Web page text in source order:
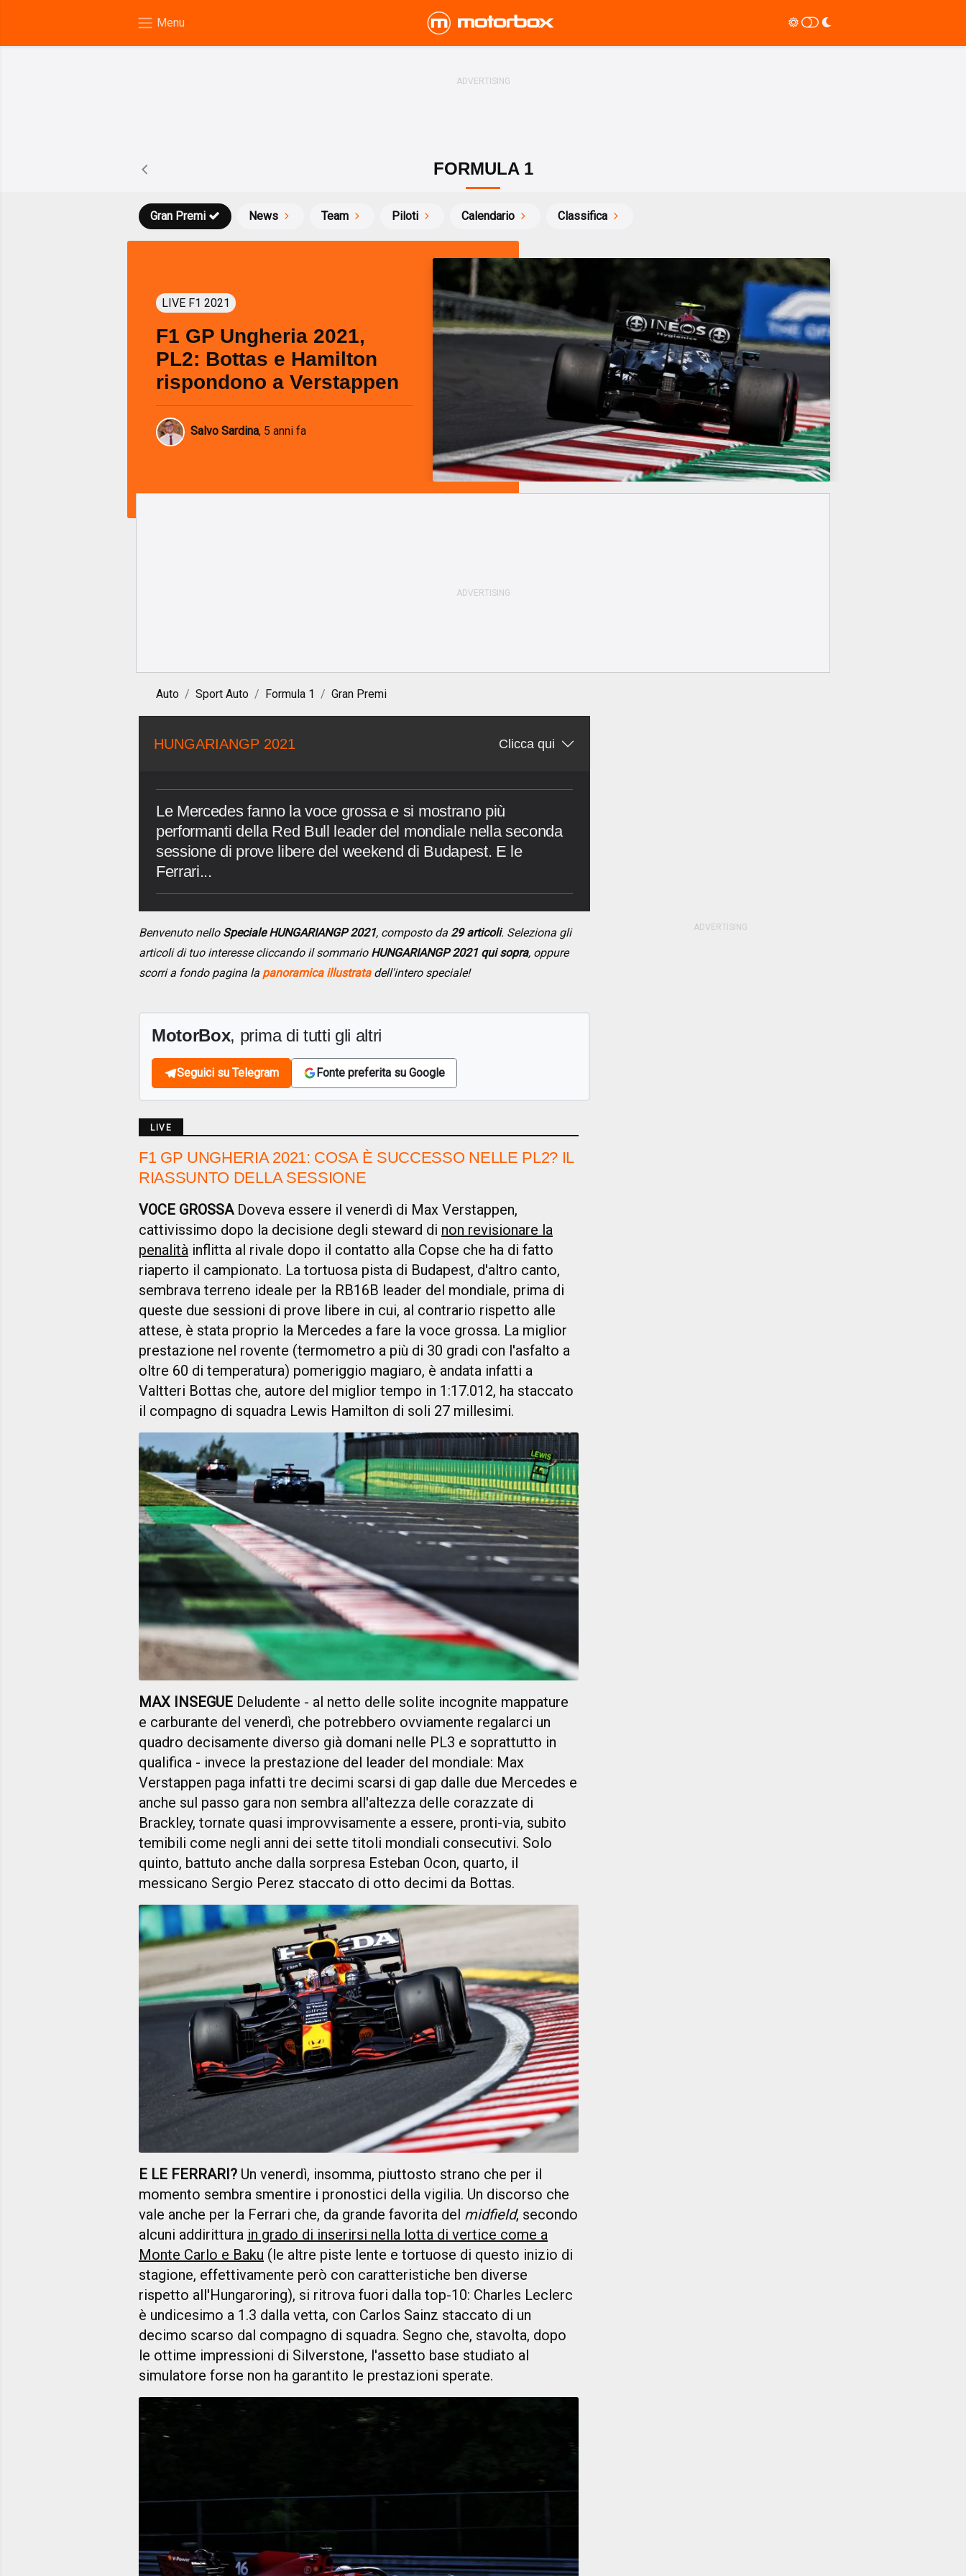
FORMULA 1
News
Gran Premi Team Piloti Calendario Classifica
LIVE F1 2021
F1 GP Ungheria 2021,
PL2: Bottas e Hamilton
rispondono a Verstappen
Salvo Sardina, 5 anni fa
Auto Sport Auto Formula 1 Gran Premi
HUNGARIANGP 2021 Clicca qui
Le Mercedes fanno la voce grossa e si mostrano più
performanti della Red Bull leader del mondiale nella seconda
sessione di prove libere del weekend di Budapest. E le
Ferrari...
Benvenuto nello Speciale HUNGARIANGP 2021, composto da 29 articoli. Seleziona gli
articoli di tuo interesse cliccando il sommario HUNGARIANGP 2021 qui sopra, oppure
scorri a fondo pagina la panoramica illustratadell'intero speciale!
MotorBox, prima di tutti gli altri
Seguici su Telegram Fonte preferita su Google
LIVE
F1 GP UNGHERIA 2021: COSA È SUCCESSO NELLE PL2? IL
RIASSUNTO DELLA SESSIONE
VOCE GROSSADoveva essere il venerdì di Max Verstappen,
cattivissimo dopo la decisione degli steward di non revisionare la
penalità inflitta al rivale dopo il contatto alla Copse che ha di fatto
riaperto il campionato. La tortuosa pista di Budapest, d'altro canto,
sembrava terreno ideale per la RB16B leader del mondiale, prima di
queste due sessioni di prove libere in cui, al contrario rispetto alle
attese, è stata proprio la Mercedes a fare la voce grossa. La miglior
prestazione nel rovente (termometro a più di 30 gradi con l'asfalto a
oltre 60 di temperatura) pomeriggio magiaro, è andata infatti a
Valtteri Bottas che, autore del miglior tempo in 1:17.012, ha staccato
il compagno di squadra Lewis Hamilton di soli 27 millesimi.
MAX INSEGUE Deludente - al netto delle solite incognite mappature
e carburante del venerdì, che potrebbero ovviamente regalarci un
quadro decisamente diverso già domani nelle PL3 e soprattutto in
qualifica - invece la prestazione del leader del mondiale: Max
Verstappen paga infatti tre decimi scarsi di gap dalle due Mercedes e
anche sul passo gara non sembra all'altezza delle corazzate di
Brackley, tornate quasi improvvisamente a essere, pronti-via, subito
temibili come negli anni dei sette titoli mondiali consecutivi. Solo
quinto, battuto anche dalla sorpresa Esteban Ocon, quarto, il
messicano Sergio Perez staccato di otto decimi da Bottas.
E LE FERRARI? Un venerdì, insomma, piuttosto strano che per il
momento sembra smentire i pronostici della vigilia. Un discorso che
vale anche per la Ferrari che, da grande favorita del midfield, secondo
alcuni addirittura in grado di inserirsi nella lotta di vertice come a
Monte Carlo e Baku (le altre piste lente e tortuose di questo inizio di
stagione, effettivamente però con caratteristiche ben diverse
rispetto all'Hungaroring), si ritrova fuori dalla top-10: Charles Leclerc
è undicesimo a 1.3 dalla vetta, con Carlos Sainz staccato di un
decimo scarso dal compagno di squadra. Segno che, stavolta, dopo
le ottime impressioni di Silverstone, l'assetto base studiato al
simulatore forse non ha garantito le prestazioni sperate.